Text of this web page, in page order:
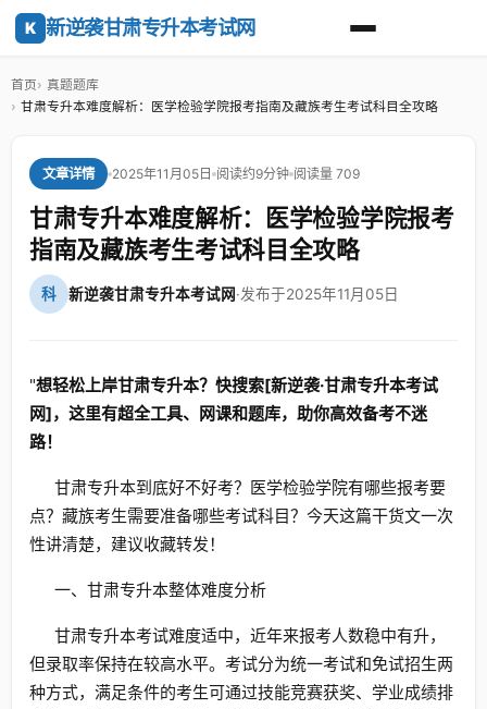
K 新逆袭甘肃专升本考试网
首页
真题题库
甘肃专升本难度解析：医学检验学院报考指南及藏族考生考试科目全攻略
文章详情 2025年11月05日 阅读约9分钟 阅读量 709
甘肃专升本难度解析：医学检验学院报考
指南及藏族考生考试科目全攻略
科 新逆袭甘肃专升本考试网·发布于2025年11月05日
"想轻松上岸甘肃专升本？快搜索[新逆袭·甘肃专升本考试
网]，这里有超全工具、网课和题库，助你高效备考不迷
路！
甘肃专升本到底好不好考？医学检验学院有哪些报考要
点？藏族考生需要准备哪些考试科目？今天这篇干货文一次
性讲清楚，建议收藏转发！
一、甘肃专升本整体难度分析
甘肃专升本考试难度适中，近年来报考人数稳中有升，
但录取率保持在较高水平。考试分为统一考试和免试招生两
种方式，满足条件的考生可通过技能竞赛获奖、学业成绩排